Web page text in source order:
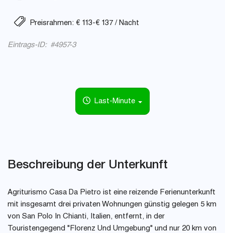
Preisrahmen: € 113-€ 137 / Nacht
Eintrags-ID: #4957-3
Last-Minute
Beschreibung der Unterkunft
Agriturismo Casa Da Pietro ist eine reizende Ferienunterkunft
mit insgesamt drei privaten Wohnungen günstig gelegen 5 km
von San Polo In Chianti, Italien, entfernt, in der
Touristengegend "Florenz Und Umgebung" und nur 20 km von